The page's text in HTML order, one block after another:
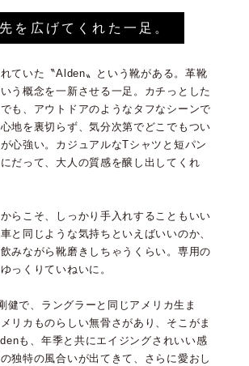
を広げてくれた一足。
ていた〝Alden〟という靴がある。革靴
う概念を一新させる一足。カチっとした
も、アウトドアのようなタフなシーンで
地を裏切らず、気分次第でどこでもつい
心強い。カジュアルなTシャツと短パン
だって、大人の質感を醸し出してくれ
らこそ、しっかり手入れすることもいい
と同じような気持ちといえばいいのか、
みながら靴磨きしちゃうくらい。専用の
っくりていねいに。
健で、ラングラーと同じアメリカ生ま
リカものらしい無骨さがあり、そこがま
も、年季と共にエイジングされいい感
独特の風合いが出てきて、さらに愛おし